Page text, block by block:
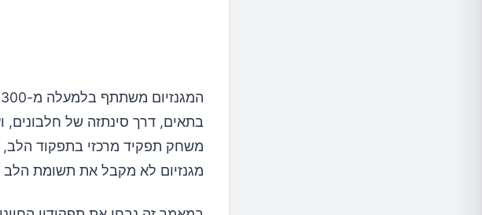
בתאים, דרך סינתזה של חלבונים,
משחק תפקיד מרכזי בתפקוד הלב,
מגנזיום לא מקבל את תשומת הלב